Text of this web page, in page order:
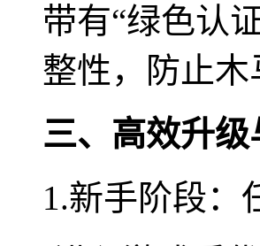
带有“绿色认
整性，防止
三、高效升
1.新手阶段：